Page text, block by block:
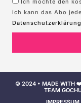
ich kann das Abo
Datenschutzerklärung
© 2024 • MADE WITH
TEAM
IMPRESSUM